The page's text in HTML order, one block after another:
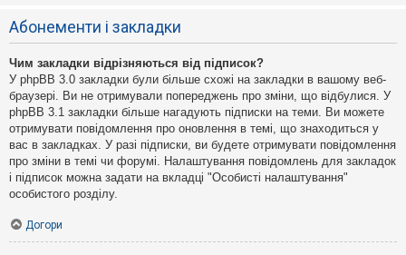
Абонементи і закладки
Чим закладки відрізняються від підписок?
У phpBB 3.0 закладки були більше схожі на закладки в вашому веб-
браузері. Ви не отримували попереджень про зміни, що відбулися. У
phpBB 3.1 закладки більше нагадують підписки на теми. Ви можете
отримувати повідомлення про оновлення в темі, що знаходиться у
вас в закладках. У разі підписки, ви будете отримувати повідомлення
про зміни в темі чи форумі. Налаштування повідомлень для закладок
і підписок можна задати на вкладці "Особисті налаштування"
особистого розділу.
Догори